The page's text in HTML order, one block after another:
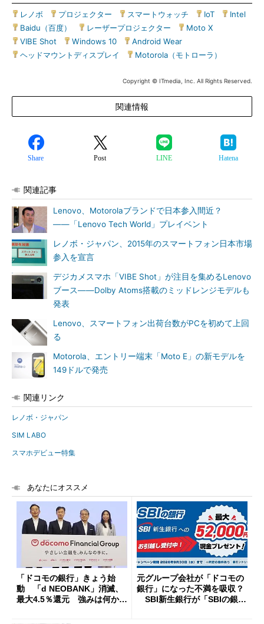
レノボ プロジェクター スマートウォッチ IoT Intel
Baidu（百度）
レーザープロジェクター Moto X
VIBE Shot
Windows 10 Android Wear
ヘッドマウントディスプレイ
Motorola（モトローラ）
Copyright © ITmedia, Inc. All Rights Reserved.
関連情報
Share Post LINE Hatena
関連記事
Lenovo、Motorolaブランドで日本参入間近？
――「Lenovo Tech World」プレイベント
レノボ・ジャパン、2015年のスマートフォン日本市場
参入を宣言
デジカメスマホ「VIBE Shot」が注目を集めるLenovo
ブース――Dolby Atoms搭載のミッドレンジモデルも
発表
Lenovo、スマートフォン出荷台数がPCを初めて上回
る
Motorola、エントリー端末「Moto E」の新モデルを
149ドルで発売
関連リンク
レノボ・ジャパン
SIM LABO
スマホデビュー特集
あなたにオススメ
「ドコモの銀行」きょう始
動 「d NEOBANK」消滅、
最大4.5％還元 強みは何か解
元グループ会社が「ドコモの
銀行」になった不満を吸収？
SBI新生銀行が「SBIの銀